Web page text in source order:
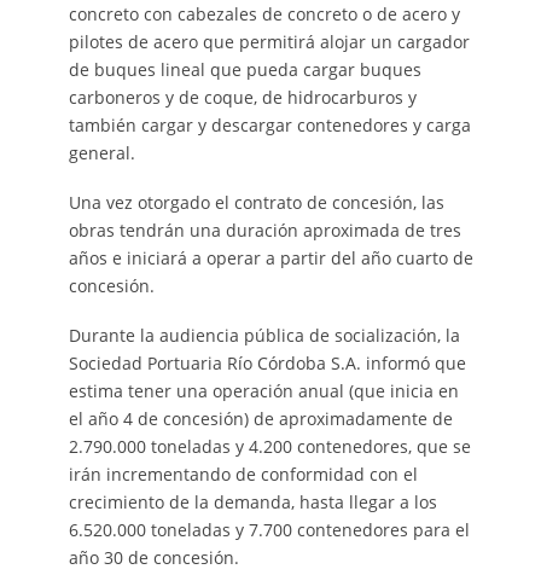
concreto con cabezales de concreto o de acero y
pilotes de acero que permitirá alojar un cargador
de buques lineal que pueda cargar buques
carboneros y de coque, de hidrocarburos y
también cargar y descargar contenedores y carga
general.
Una vez otorgado el contrato de concesión, las
obras tendrán una duración aproximada de tres
años e iniciará a operar a partir del año cuarto de
concesión.
Durante la audiencia pública de socialización, la
Sociedad Portuaria Río Córdoba S.A. informó que
estima tener una operación anual (que inicia en
el año 4 de concesión) de aproximadamente de
2.790.000 toneladas y 4.200 contenedores, que se
irán incrementando de conformidad con el
crecimiento de la demanda, hasta llegar a los
6.520.000 toneladas y 7.700 contenedores para el
año 30 de concesión.